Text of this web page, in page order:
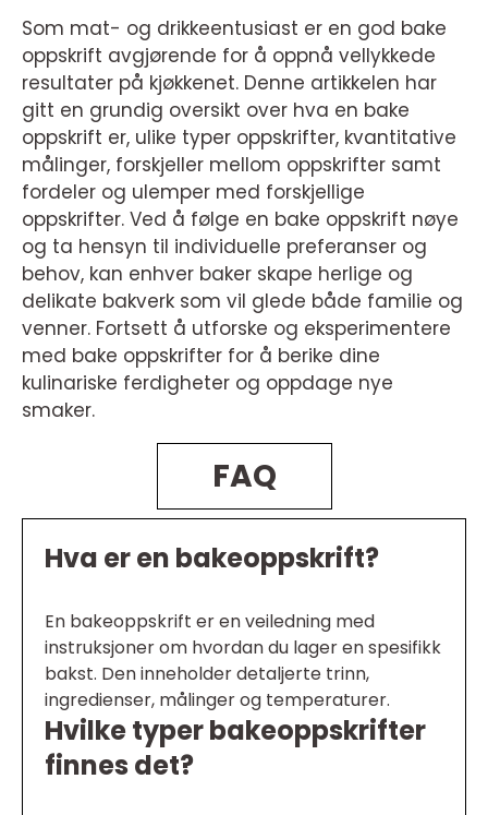
Som mat- og drikkeentusiast er en god bake
oppskrift avgjørende for å oppnå vellykkede
resultater på kjøkkenet. Denne artikkelen har
gitt en grundig oversikt over hva en bake
oppskrift er, ulike typer oppskrifter, kvantitative
målinger, forskjeller mellom oppskrifter samt
fordeler og ulemper med forskjellige
oppskrifter. Ved å følge en bake oppskrift nøye
og ta hensyn til individuelle preferanser og
behov, kan enhver baker skape herlige og
delikate bakverk som vil glede både familie og
venner. Fortsett å utforske og eksperimentere
med bake oppskrifter for å berike dine
kulinariske ferdigheter og oppdage nye
smaker.
FAQ
Hva er en bakeoppskrift?
En bakeoppskrift er en veiledning med
instruksjoner om hvordan du lager en spesifikk
bakst. Den inneholder detaljerte trinn,
ingredienser, målinger og temperaturer.
Hvilke typer bakeoppskrifter
finnes det?